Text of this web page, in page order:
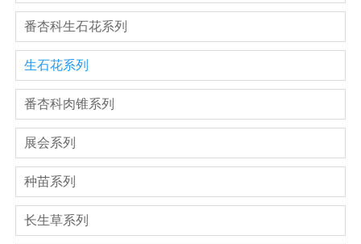
番杏科生石花系列
生石花系列
番杏科肉锥系列
展会系列
种苗系列
长生草系列